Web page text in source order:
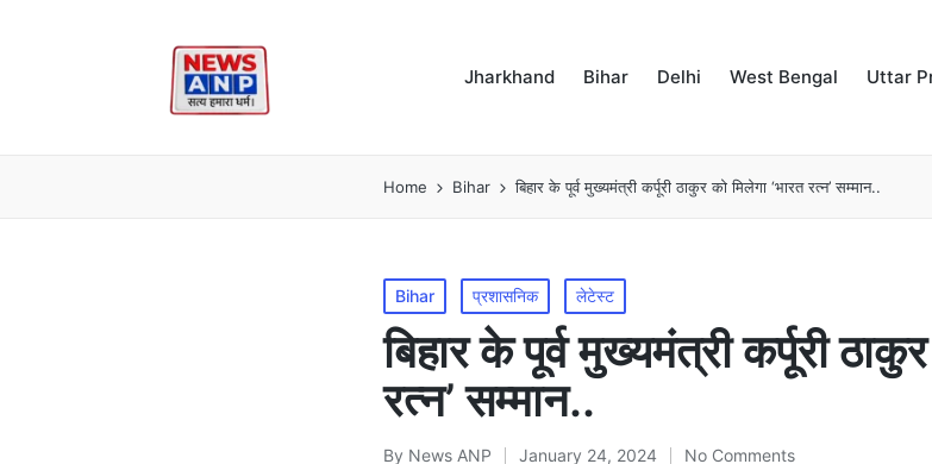
Jharkhand Bihar Delhi West Bengal Uttar
Home Bihar बिहार के पूर्व मुख्यमंत्री कर्पूरी ठाकुर को मिलेगा ‘भारत रत्न’ सम्मान..
Posted
in
Bihar प्रशासनिक लेटेस्ट
बिहार के पूर्व मुख्यमंत्री कर्पूरी
रत्न’ सम्मान..
By News ANP January 24, 2024 No Comments